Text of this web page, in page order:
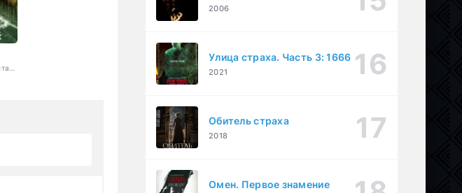
2006
Улица страха. Часть 3: 1666
2021
Обитель страха
2018
Омен. Первое знамение